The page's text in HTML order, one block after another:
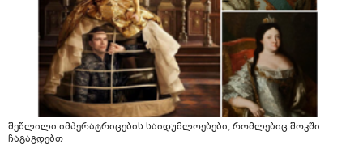
შეშლილი იმპერატრიცების საიდუმლოებები, რომლებიც შოკში
ჩაგაგდებთ